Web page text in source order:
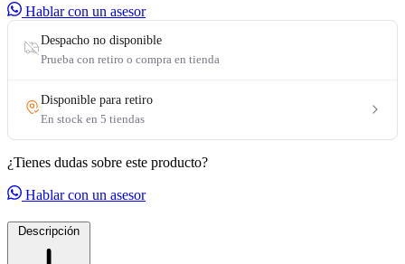
Hablar con un asesor
¿Tienes dudas sobre este producto?
Hablar con un asesor
Descripción